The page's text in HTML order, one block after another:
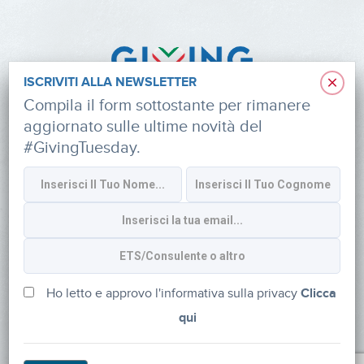
Informativa sulla privacy
CONTATTI
via Roberto Lepetit 8/10 – 20124 Milano
info@fondazioneaifr.org
Tel: +39 02 47924880
×
ISCRIVITI ALLA NEWSLETTER
Compila il form sottostante per rimanere
aggiornato sulle ultime novità del
#GivingTuesday.
Ho letto e approvo l'informativa sulla privacyClicca
qui